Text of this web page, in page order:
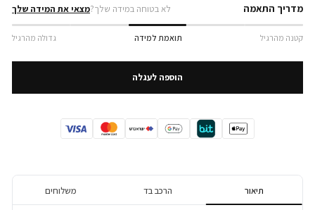
מדריך התאמה לא בטוחה במידה שלך?מצאי את המידה שלך
גדולה מהרגיל תואמת למידה קטנה מהרגיל
הוספה לעגלה